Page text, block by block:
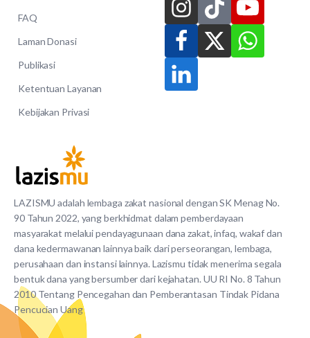
LAZISMU adalah lembaga zakat nasional dengan SK Menag No.
90 Tahun 2022, yang berkhidmat dalam pemberdayaan
masyarakat melalui pendayagunaan dana zakat, infaq, wakaf dan
dana kedermawanan lainnya baik dari perseorangan, lembaga,
perusahaan dan instansi lainnya. Lazismu tidak menerima segala
bentuk dana yang bersumber dari kejahatan. UU RI No. 8 Tahun
2010 Tentang Pencegahan dan Pemberantasan Tindak Pidana
Pencucian Uang
FAQ
Laman Donasi
Publikasi
Ketentuan Layanan
Kebijakan Privasi